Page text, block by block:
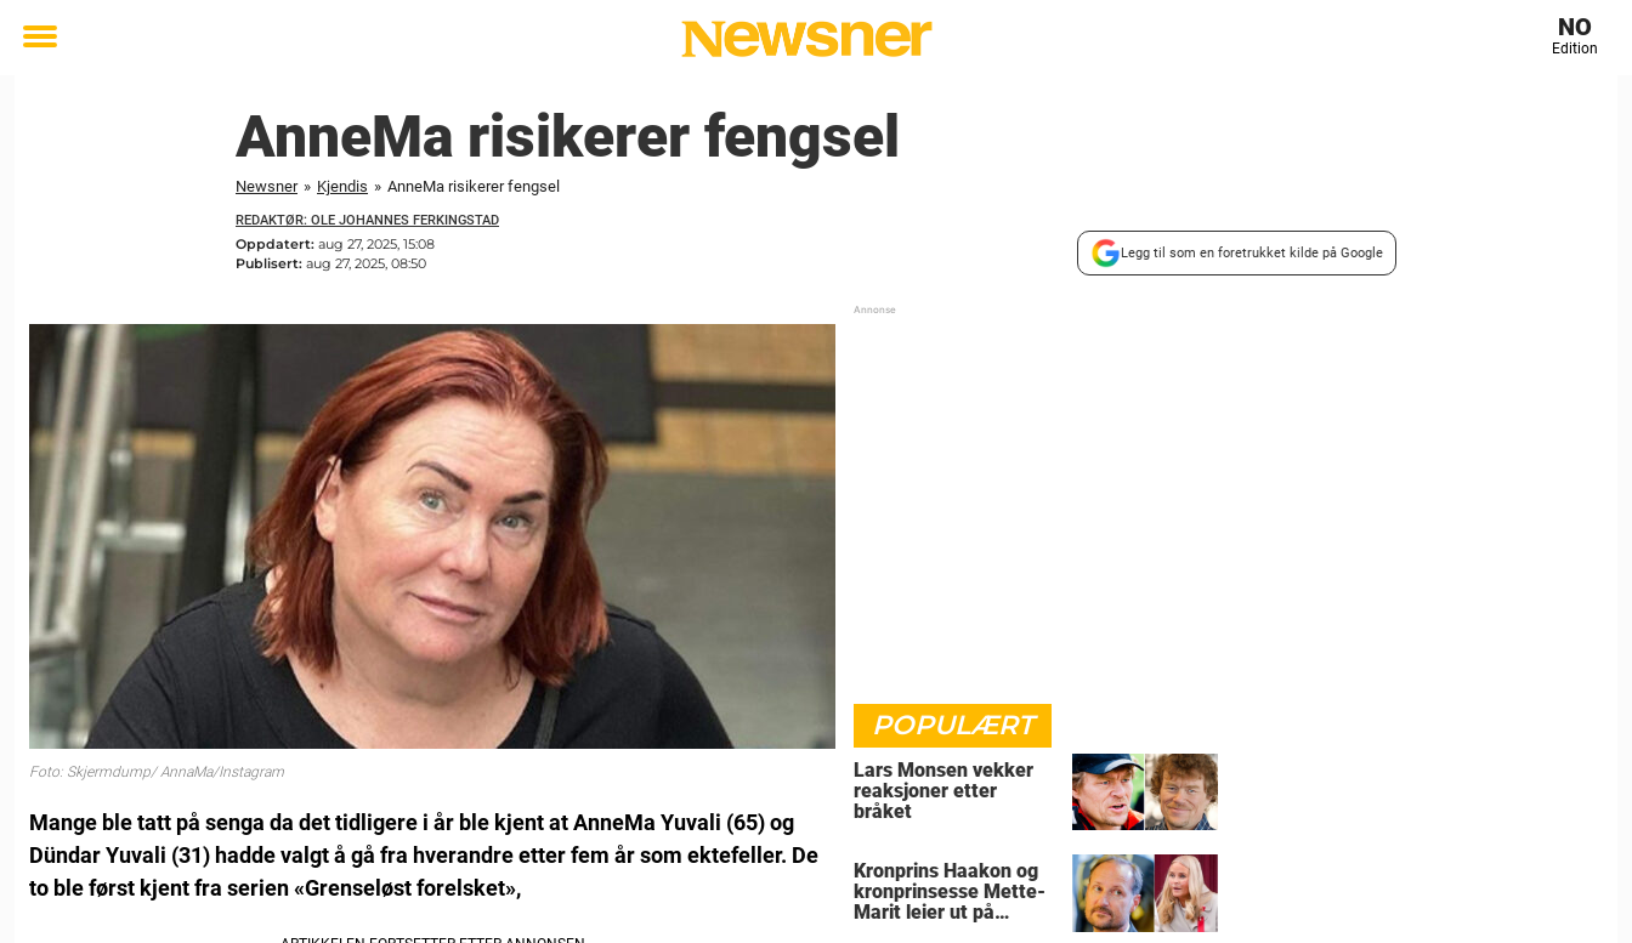
Toggle
NO
Edition
AnneMa risikerer fengsel
Newsner » Kjendis » AnneMa risikerer fengsel
REDAKTØR: OLE JOHANNES FERKINGSTAD
Oppdatert: aug 27, 2025, 15:08
Publisert: aug 27, 2025, 08:50
Legg til som en foretrukket kilde på Google
Foto: Skjermdump/ AnnaMa/Instagram
Mange ble tatt på senga da det tidligere i år ble kjent at AnneMa Yuvali (65) og
Dündar Yuvali (31) hadde valgt å gå fra hverandre etter fem år som ektefeller. De
to ble først kjent fra serien «Grenseløst forelsket»,
POPULÆRT
Lars Monsen vekker
reaksjoner etter
bråket
Kronprins Haakon og
kronprinsesse Mette-
Marit leier ut på